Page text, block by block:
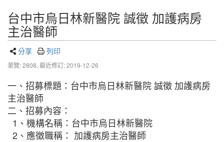
台中市烏日林新醫院 誠徵 加護病房
主治醫師
分享 列印
瀏覽: 2808, 最近修訂: 2019-12-26
一、招募標題：台中市烏日林新醫院 誠徵 加護病房
主治醫師
二、招募內容：
1、機構名稱：台中市烏日林新醫院
2、應徵職稱： 加護病房主治醫師